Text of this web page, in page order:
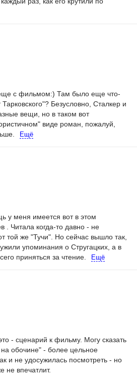
с фильмом:) Там было еще что-
Безусловно, Сталкер и
вещи, но в таком вот
виде роман, пожалуй,
Ещё
у меня имеется вот в этом
. Читала когда-то давно - не
той же "Тучи". Но сейчас вышло так,
упоминания о Стругацких, а в
приняться за чтение.
Ещё
- сценарий к фильму. Могу сказать
обочине" - более цельное
и не удосужилась посмотреть - но
не впечатлит.